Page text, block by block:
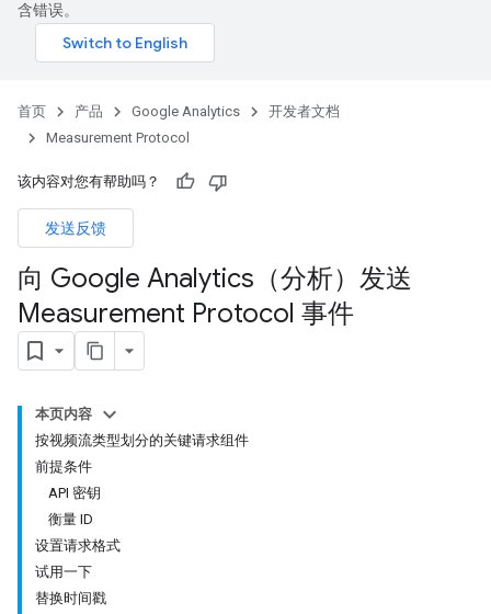
含错误。
首页 产品 Google Analytics
开发者文档
Measurement Protocol
该内容对您有帮助吗？
发送反馈
向 Google Analytics（分析）发送
Measurement Protocol 事件
本页内容
按视频流类型划分的关键请求组件
前提条件
API 密钥
衡量 ID
设置请求格式
试用一下
替换时间戳